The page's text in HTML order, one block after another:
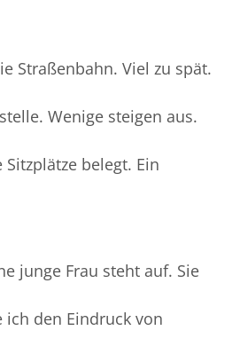
Straßenbahn. Viel zu spät.
Wenige steigen aus.
belegt. Ein
junge Frau steht auf. Sie
ich den Eindruck von